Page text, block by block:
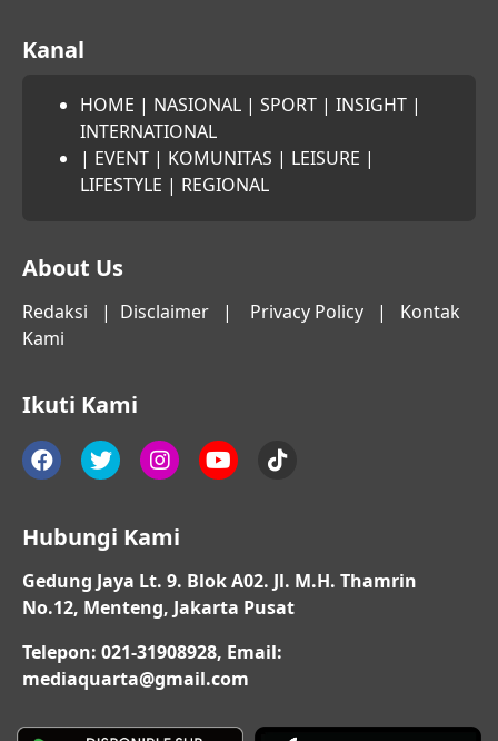
Kanal
HOME | NASIONAL | SPORT | INSIGHT |
INTERNATIONAL
| EVENT | KOMUNITAS | LEISURE |
LIFESTYLE | REGIONAL
About Us
Redaksi | Disclaimer | Privacy Policy | Kontak
Kami
Ikuti Kami
Hubungi Kami
Gedung Jaya Lt. 9. Blok A02. Jl. M.H. Thamrin
No.12, Menteng, Jakarta Pusat
Telepon: 021-31908928, Email:
mediaquarta@gmail.com